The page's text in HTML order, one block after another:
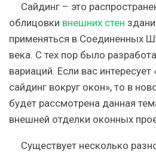
Сайдинг – это
облицовки внешних стен
применяться в Соединенных
века. С тех пор было
вариаций. Если вас
сайдинг вокруг окон», то в
будет рассмотрена данная
внешней отделки оконных
Существует несколько